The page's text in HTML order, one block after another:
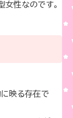
性なのです。
映る存在で